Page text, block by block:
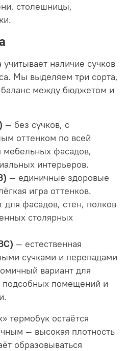
столешницы,
наличие сучков
Мы выделяем три сорта,
между бюджетом и
— без сучков, с
оттенком по всей
фасадов,
интерьеров.
— единичные здоровые
игра оттенков.
для фасадов, стен, полков
столярных
— естественная
сучками и перепадами
вариант для
подсобных помещений и
термобук остаётся
— высокая плотность
образовываться